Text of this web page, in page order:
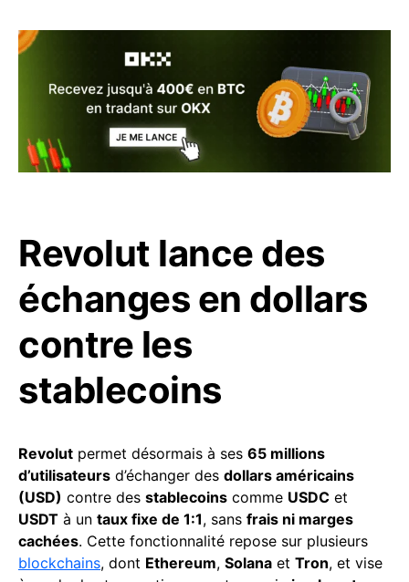
Revolut lance des
échanges en dollars
contre les
stablecoins
Revolut permet désormais à ses 65 millions
d’utilisateurs d’échanger des dollars américains
(USD) contre des stablecoins comme USDC et
USDT à un taux fixe de 1:1, sans frais ni marges
cachées. Cette fonctionnalité repose sur plusieurs
blockchains, dont Ethereum, Solana et Tron, et vise